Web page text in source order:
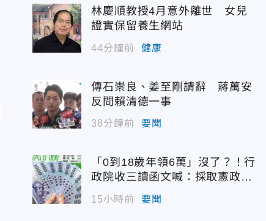
林慶順教授4月意外離世 女兒
證實保留養生網站
44分鐘前 健康
傳石崇良、姜至剛請辭 蔣萬安
反問賴清德一事
38分鐘前 要聞
「0到18歲年領6萬」沒了？！行
政院收三讀函文喊：採取憲政作
15小時前 要聞